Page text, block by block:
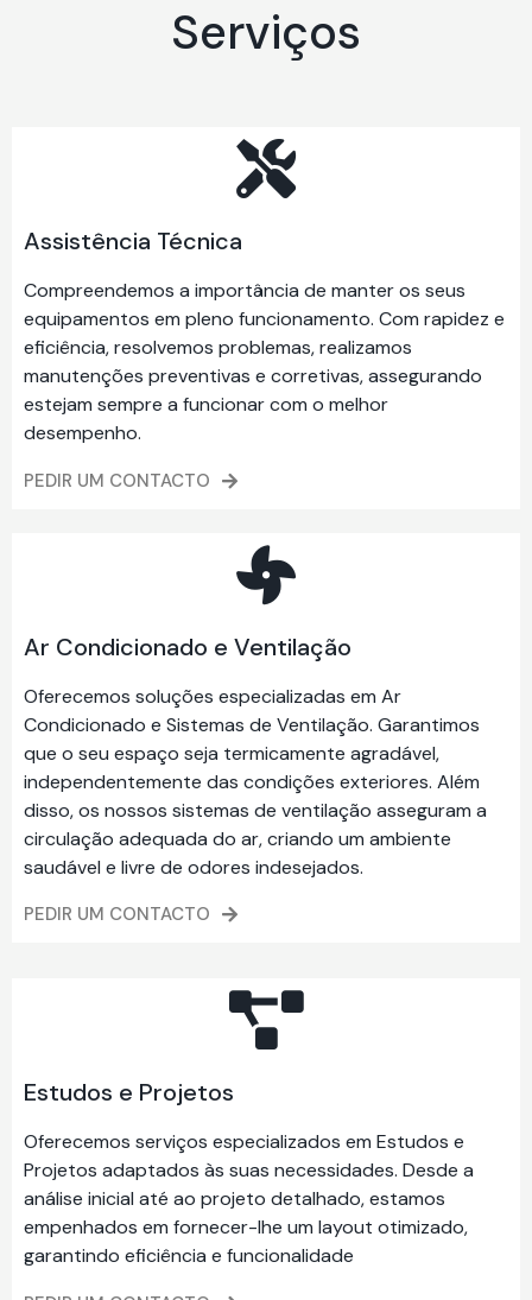
Serviços
Assistência Técnica
Compreendemos a importância de manter os seus
equipamentos em pleno funcionamento. Com rapidez e
eficiência, resolvemos problemas, realizamos
manutenções preventivas e corretivas, assegurando
estejam sempre a funcionar com o melhor
desempenho.
PEDIR UM CONTACTO
Ar Condicionado e Ventilação
Oferecemos soluções especializadas em Ar
Condicionado e Sistemas de Ventilação. Garantimos
que o seu espaço seja termicamente agradável,
independentemente das condições exteriores. Além
disso, os nossos sistemas de ventilação asseguram a
circulação adequada do ar, criando um ambiente
saudável e livre de odores indesejados.
PEDIR UM CONTACTO
Estudos e Projetos
Oferecemos serviços especializados em Estudos e
Projetos adaptados às suas necessidades. Desde a
análise inicial até ao projeto detalhado, estamos
empenhados em fornecer-lhe um layout otimizado,
garantindo eficiência e funcionalidade